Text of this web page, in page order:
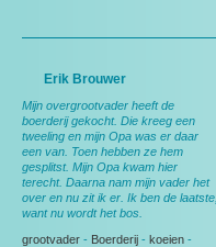
Erik Brouwer
Mijn overgrootvader heeft de
boerderij gekocht. Die kreeg een
tweeling en mijn Opa was er daar
een van. Toen hebben ze hem
gesplitst. Mijn Opa kwam hier
terecht. Daarna nam mijn vader het
over en nu zit ik er. Ik ben de laatste,
want nu wordt het bos.
grootvader - Boerderij - koeien -